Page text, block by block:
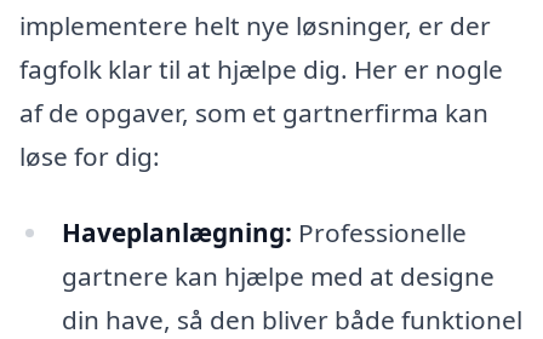
implementere helt nye løsninger, er der
fagfolk klar til at hjælpe dig. Her er nogle
af de opgaver, som et gartnerfirma kan
løse for dig:
Haveplanlægning: Professionelle
gartnere kan hjælpe med at designe
din have, så den bliver både funktionel